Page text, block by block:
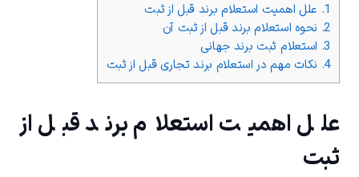
1. علل اهمیت استعلام برند قبل از ثبت
2. نحوه استعلام برند قبل از ثبت آن
3. استعلام ثبت برند جهانی
4. نکات مهم در استعلام برند تجاری قبل از ثبت
علل اهمیت استعلام برند قبل از
ثبت